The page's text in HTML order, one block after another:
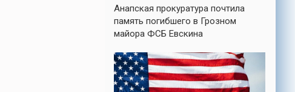
Анапская прокуратура почтила
память погибшего в Грозном
майора ФСБ Евскина